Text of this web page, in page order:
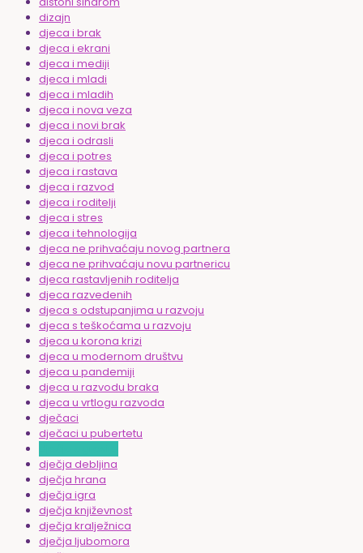
dizajn
djeca i brak
djeca i ekrani
djeca i mediji
djeca i mladi
djeca i mladih
djeca i nova veza
djeca i novi brak
djeca i odrasli
djeca i potres
djeca i rastava
djeca i razvod
djeca i roditelji
djeca i stres
djeca i tehnologija
djeca ne prihvaćaju novog partnera
djeca ne prihvaćaju novu partnericu
djeca rastavljenih roditelja
djeca razvedenih
djeca s odstupanjima u razvoju
djeca s teškoćama u razvoju
djeca u korona krizi
djeca u modernom društvu
djeca u pandemiji
djeca u razvodu braka
djeca u vrtlogu razvoda
dječaci
dječaci u pubertetu
dječja debljina
dječja hrana
dječja igra
dječja književnost
dječja kralježnica
dječja ljubomora